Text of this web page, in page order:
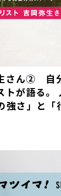
さん② 自
トが語る。
さ」と「